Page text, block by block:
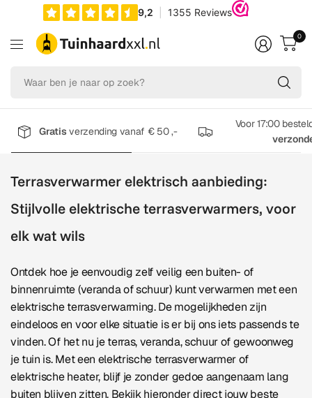
op
0
Gratisverzending vanaf € 50 ,-
Voor 17:00
Terrasverwarmer elektrisch aanbieding:
Stijlvolle elektrische terrasverwarmers, voor
elk wat wils
Ontdek hoe je eenvoudig zelf veilig een buiten- of
binnenruimte (veranda of schuur) kunt verwarmen met een
elektrische terrasverwarming. De mogelijkheden zijn
eindeloos en voor elke situatie is er bij ons iets passends te
vinden. Of het nu je terras, veranda, schuur of gewoonweg
je tuin is. Met een elektrische terrasverwarmer of
elektrische heater, blijf je zonder gedoe aangenaam lang
buiten blijven zitten. Bekijk hieronder direct jouw beste